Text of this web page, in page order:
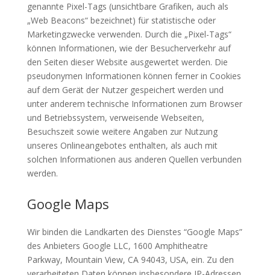
genannte Pixel-Tags (unsichtbare Grafiken, auch als
„Web Beacons“ bezeichnet) für statistische oder
Marketingzwecke verwenden. Durch die „Pixel-Tags“
können Informationen, wie der Besucherverkehr auf
den Seiten dieser Website ausgewertet werden. Die
pseudonymen Informationen können ferner in Cookies
auf dem Gerät der Nutzer gespeichert werden und
unter anderem technische Informationen zum Browser
und Betriebssystem, verweisende Webseiten,
Besuchszeit sowie weitere Angaben zur Nutzung
unseres Onlineangebotes enthalten, als auch mit
solchen Informationen aus anderen Quellen verbunden
werden.
Google Maps
Wir binden die Landkarten des Dienstes “Google Maps”
des Anbieters Google LLC, 1600 Amphitheatre
Parkway, Mountain View, CA 94043, USA, ein. Zu den